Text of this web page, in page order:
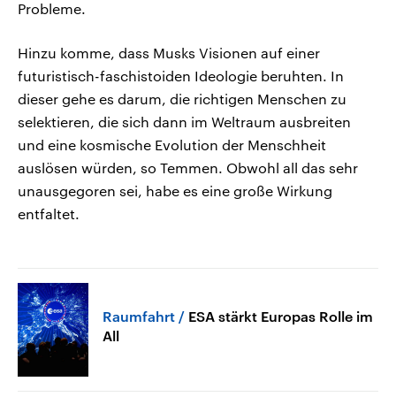
Probleme.
Hinzu komme, dass Musks Visionen auf einer
futuristisch-faschistoiden Ideologie beruhten. In
dieser gehe es darum, die richtigen Menschen zu
selektieren, die sich dann im Weltraum ausbreiten
und eine kosmische Evolution der Menschheit
auslösen würden, so Temmen. Obwohl all das sehr
unausgegoren sei, habe es eine große Wirkung
entfaltet.
Raumfahrt
ESA stärkt Europas Rolle im
All